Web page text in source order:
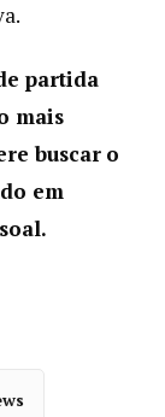
partida
mais
buscar o
em